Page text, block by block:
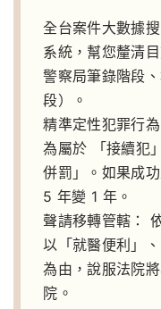
全台案件大數據搜
系統，幫您釐清
警察局筆錄階段
段）。
精準定性犯罪行為
為屬於 「接續犯
併罰」。如果成
5 年變 1 年。
聲請移轉管轄：
以「就醫便利」
為由，說服法院
院。